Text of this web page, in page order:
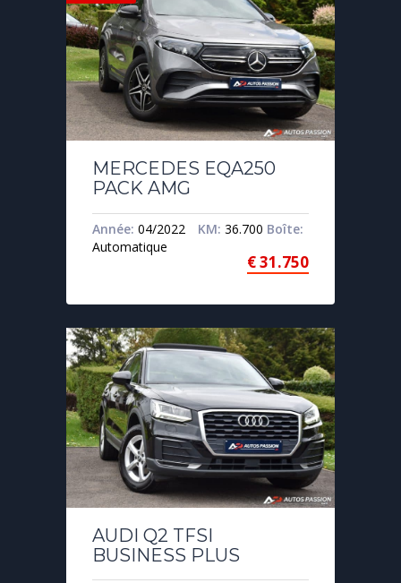
MERCEDES EQA250
PACK AMG
Année: 04/2022 KM: 36.700 Boîte:
Automatique
€31.750
AUDI Q2 TFSI
BUSINESS PLUS